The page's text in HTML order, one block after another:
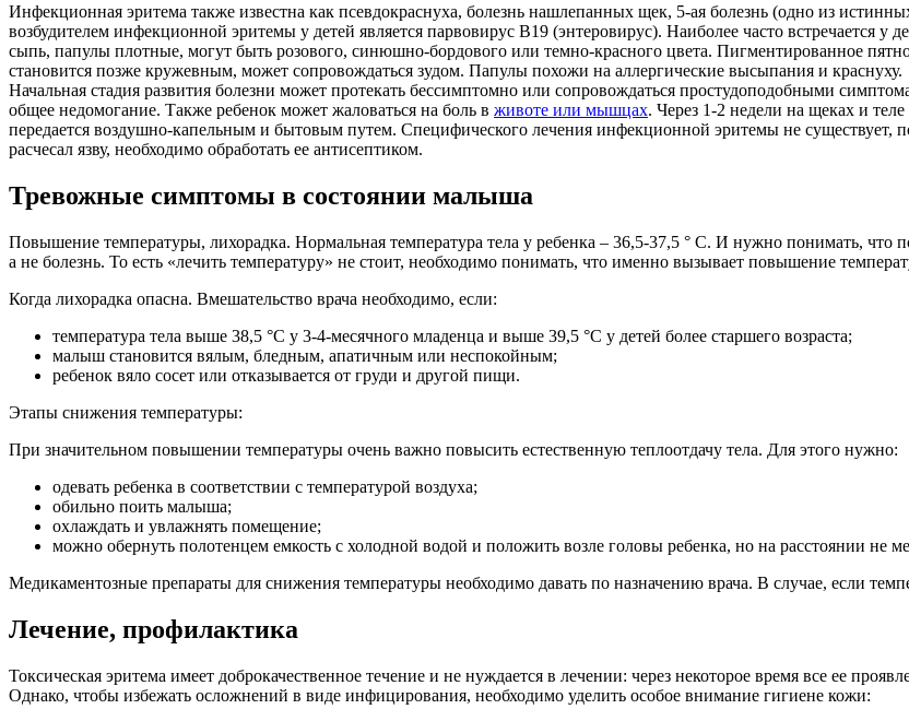
Инфекционная эритема также известна как псевдокраснуха, болезнь нашлепанных щек, 5-ая болезнь (одно из
возбудителем инфекционной эритемы у детей является парвовирус B19 (энтеровирус). Наиболее часто встречается у
сыпь, папулы плотные, могут быть розового, синюшно-бордового или темно-красного цвета. Пигментированное
становится позже кружевным, может сопровождаться зудом. Папулы похожи на аллергические высыпания и краснуху.
Начальная стадия развития болезни может протекать бессимптомно или сопровождаться простудоподобными
общее недомогание. Также ребенок может жаловаться на боль в животе или мышцах. Через 1-2 недели на щеках и
передается воздушно-капельным и бытовым путем. Специфического лечения инфекционной эритемы не существует,
расчесал язву, необходимо обработать ее антисептиком.
Тревожные симптомы в состоянии малыша
Повышение температуры, лихорадка. Нормальная температура тела у ребенка – 36,5-37,5 ° С. И нужно понимать, что
а не болезнь. То есть «лечить температуру» не стоит, необходимо понимать, что именно вызывает повышение
Когда лихорадка опасна. Вмешательство врача необходимо, если:
температура тела выше 38,5 °С у 3-4-месячного младенца и выше 39,5 °С у детей более старшего возраста;
малыш становится вялым, бледным, апатичным или неспокойным;
ребенок вяло сосет или отказывается от груди и другой пищи.
Этапы снижения температуры:
При значительном повышении температуры очень важно повысить естественную теплоотдачу тела. Для этого нужно:
одевать ребенка в соответствии с температурой воздуха;
обильно поить малыша;
охлаждать и увлажнять помещение;
можно обернуть полотенцем емкость с холодной водой и положить возле головы ребенка, но на расстоянии не
Медикаментозные препараты для снижения температуры необходимо давать по назначению врача. В случае, если
Лечение, профилактика
Токсическая эритема имеет доброкачественное течение и не нуждается в лечении: через некоторое время все ее
Однако, чтобы избежать осложнений в виде инфицирования, необходимо уделить особое внимание гигиене кожи: